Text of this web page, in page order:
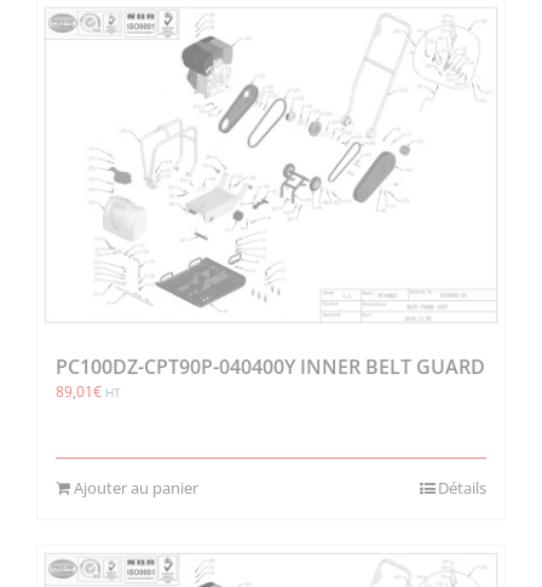
PC100DZ-CPT90P-040400Y INNER BELT GUARD
89,01€ HT
Ajouter au panier Détails